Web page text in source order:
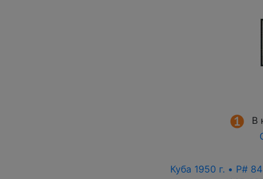
В
Куба 1950 г. • P#